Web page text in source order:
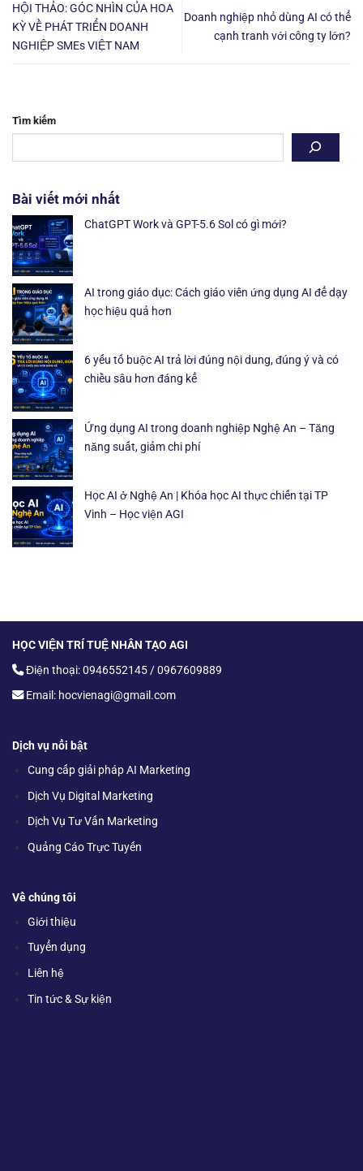
HỘI THẢO: GÓC NHÌN CỦA HOA
KỲ VỀ PHÁT TRIỂN DOANH
NGHIỆP SMEs VIỆT NAM
Doanh nghiệp nhỏ dùng AI có thể
cạnh tranh với công ty lớn?
Tìm kiếm
Bài viết mới nhất
ChatGPT Work và GPT-5.6 Sol có gì mới?
AI trong giáo dục: Cách giáo viên ứng dụng AI để dạy
học hiệu quả hơn
6 yếu tố buộc AI trả lời đúng nội dung, đúng ý và có
chiều sâu hơn đáng kể
Ứng dụng AI trong doanh nghiệp Nghệ An – Tăng
năng suất, giảm chi phí
Học AI ở Nghệ An | Khóa học AI thực chiến tại TP
Vinh – Học viện AGI
HỌC VIỆN TRÍ TUỆ NHÂN TẠO AGI
Điện thoại: 0946552145 / 0967609889
Email: hocvienagi@gmail.com
Dịch vụ nổi bật
Cung cấp giải pháp AI Marketing
Dịch Vụ Digital Marketing
Dịch Vụ Tư Vấn Marketing
Quảng Cáo Trực Tuyến
Về chúng tôi
Giới thiệu
Tuyển dụng
Liên hệ
Tin tức & Sự kiện